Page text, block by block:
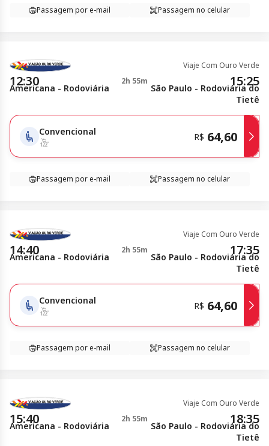
Passagem por e-mail Passagem no celular
Viaje Com Ouro Verde
12:30 2h 55m 15:25
Americana - Rodoviária
São Paulo - Rodoviária do
Tietê
Convencional R$ 64,60
Passagem por e-mail Passagem no celular
Viaje Com Ouro Verde
14:40 2h 55m 17:35
Americana - Rodoviária
São Paulo - Rodoviária do
Tietê
Convencional R$ 64,60
Passagem por e-mail Passagem no celular
Viaje Com Ouro Verde
15:40 2h 55m 18:35
Americana - Rodoviária
São Paulo - Rodoviária do
Tietê